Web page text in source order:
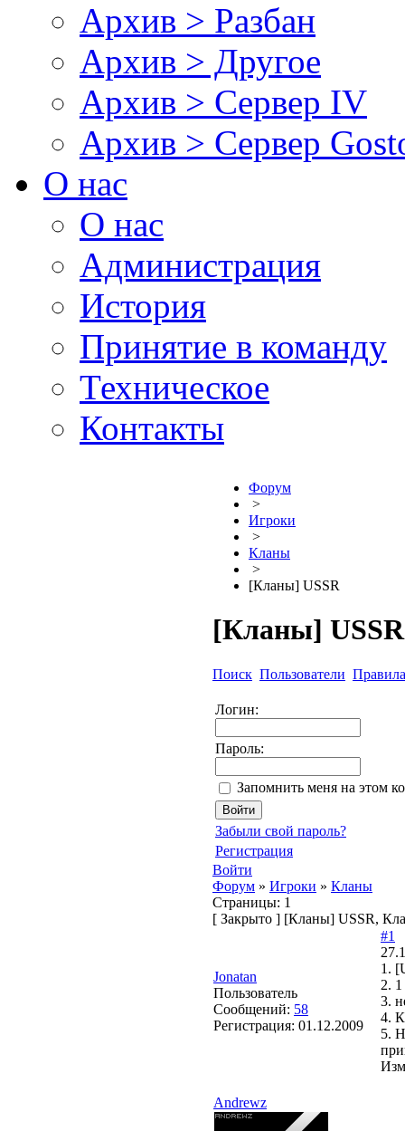
Архив > Разбан
Архив > Другое
Архив > Сервер IV
Архив > Сервер
О нас
О нас
Администрация
История
Принятие в команду
Техническое
Контакты
Форум
>
Игроки
>
Кланы
>
[Кланы] USSR
[Кланы] USSR
Поиск Пользователи Правила
Логин:
Пароль:
Запомнить меня на этом
Забыли свой пароль?
Регистрация
Войти
Форум » Игроки » Кланы
Страницы: 1
[ Закрыто ] [Кланы] USSR,
Jonatan
Пользователь
Сообщений: 58
Регистрация: 01.12.2009
#1
1.
2.
3.
4.
5.
Andrewz